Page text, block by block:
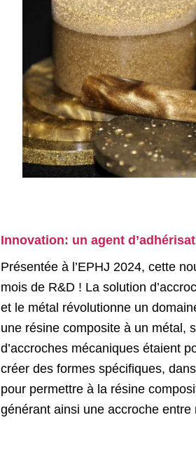
Innovation: un agent
Présentée à l’EPHJ 2024, cette
mois de R&D ! La solution
et le métal révolutionne un
une résine composite à un métal,
d’accroches mécaniques étaient
créer des formes spécifiques,
pour permettre à la résine
générant ainsi une accroche entre